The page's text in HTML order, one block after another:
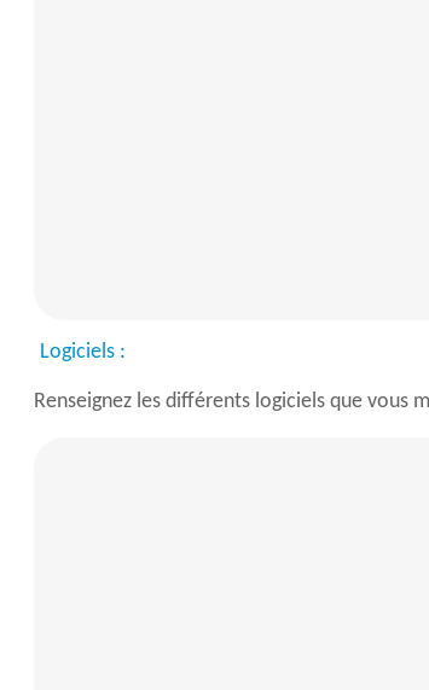
Logiciels :
Renseignez les différents logiciels que vous